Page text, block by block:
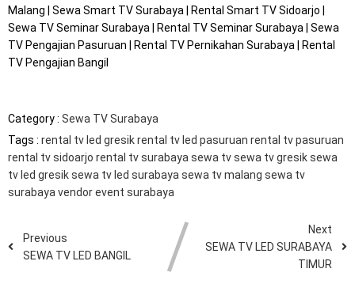
Malang | Sewa Smart TV Surabaya | Rental Smart TV Sidoarjo |
Sewa TV Seminar Surabaya | Rental TV Seminar Surabaya | Sewa
TV Pengajian Pasuruan | Rental TV Pernikahan Surabaya | Rental
TV Pengajian Bangil
Category : Sewa TV Surabaya
Tags : rental tv led gresikrental tv led pasuruan rental tv pasuruan
rental tv sidoarjo rental tv surabaya sewa tvsewa tv gresiksewa
tv led gresiksewa tv led surabaya sewa tv malang sewa tv
surabaya vendor event surabaya
Previous
SEWA TV LED BANGIL
Next
SEWA TV LED SURABAYA
TIMUR